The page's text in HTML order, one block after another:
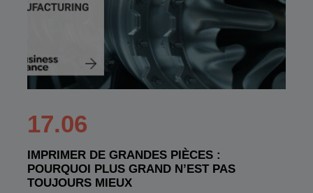
17.06
IMPRIMER DE GRANDES PIÈCES :
POURQUOI PLUS GRAND N’EST PAS
TOUJOURS MIEUX